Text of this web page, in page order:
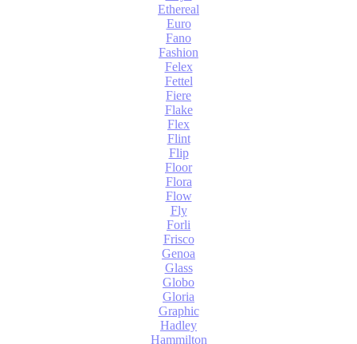
Ethereal
Euro
Fano
Fashion
Felex
Fettel
Fiere
Flake
Flex
Flint
Flip
Floor
Flora
Flow
Fly
Forli
Frisco
Genoa
Glass
Globo
Gloria
Graphic
Hadley
Hammilton